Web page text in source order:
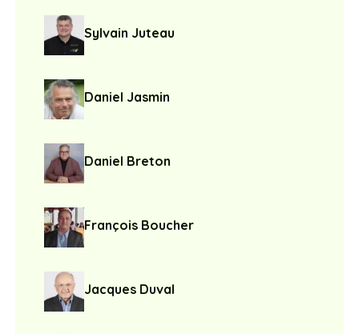
Sylvain Juteau
Daniel Jasmin
Daniel Breton
François Boucher
Jacques Duval